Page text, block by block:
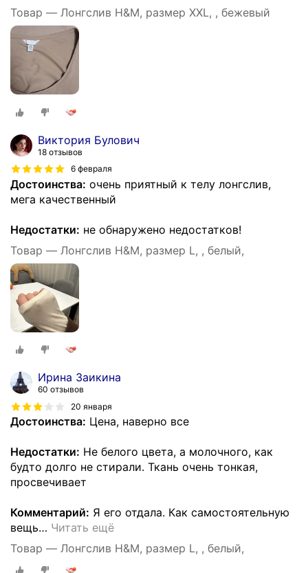
Товар — Лонгслив H&M, размер XXL, , бежевый
Виктория Булович
18 отзывов
6 февраля
Достоинства: очень приятный к телу лонгслив,
мега качественный
Недостатки: не обнаружено недостатков!
Товар — Лонгслив H&M, размер L, , белый,
Ирина Заикина
60 отзывов
20 января
Достоинства: Цена, наверно все
Недостатки: Не белого цвета, а молочного, как
будто долго не стирали. Ткань очень тонкая,
просвечивает
Комментарий: Я его отдала. Как самостоятельную
вещь… Читать ещё
Товар — Лонгслив H&M, размер L, , белый,